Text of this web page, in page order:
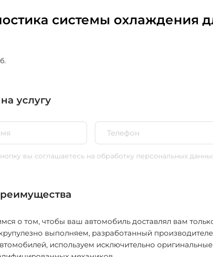
системы охлаждения
услугу
вы соглашаетесь на обработку персональных
о том, чтобы ваш автомобиль доставлял вам
выполняем, разработанный
используем исключительно